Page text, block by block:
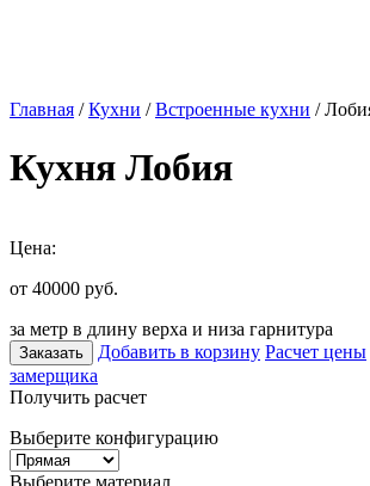
Главная /Кухни /Встроенные кухни /
Кухня Лобия
Цена:
от 40000 руб.
за метр в длину верха и низа гарнитура
Заказать Добавить в корзину Расчет цены
замерщика
Получить расчет
Выберите конфигурацию
Выберите материал